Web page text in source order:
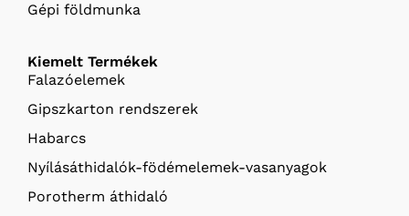
Gépi földmunka
Kiemelt Termékek
Falazóelemek
Gipszkarton rendszerek
Habarcs
Nyílásáthidalók-födémelemek-vasanyagok
Porotherm áthidaló